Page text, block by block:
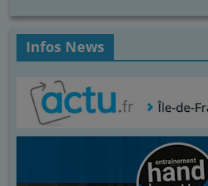
Infos News